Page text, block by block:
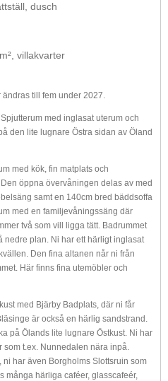
dusch
villakvarter
till fem under 2027.
med inglasat uterum och
den lite lugnare Östra sidan av Öland
med kök, fin matplats och
öppna övervåningen delas av med
samt en 140cm bred bäddsoffa
med en familjevåningssäng där
två som vill ligga tätt. Badrummet
nedre plan. Ni har ett härligt inglasat
Den fina altanen når ni från
Här finns fina utemöbler och
med Bjärby Badplats, där ni får
är också en härlig sandstrand.
på Ölands lite lugnare Östkust. Ni har
t.ex. Nunnedalen nära inpå.
har även Borgholms Slottsruin som
många härliga caféer, glasscafeér,